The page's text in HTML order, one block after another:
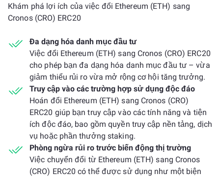
Khám phá lợi ích của việc đổi Ethereum (ETH) sang
Cronos (CRO) ERC20
Đa dạng hóa danh mục đầu tư
Việc đổi Ethereum (ETH) sang Cronos (CRO) ERC20
cho phép bạn đa dạng hóa danh mục đầu tư – vừa
giảm thiểu rủi ro vừa mở rộng cơ hội tăng trưởng.
Truy cập vào các trường hợp sử dụng độc đáo
Hoán đổi Ethereum (ETH) sang Cronos (CRO)
ERC20 giúp bạn truy cập vào các tính năng và tiện
ích độc đáo, bao gồm quyền truy cập nền tảng, dịch
vụ hoặc phần thưởng staking.
Phòng ngừa rủi ro trước biến động thị trường
Việc chuyển đổi từ Ethereum (ETH) sang Cronos
(CRO) ERC20 có thể được sử dụng như một biện